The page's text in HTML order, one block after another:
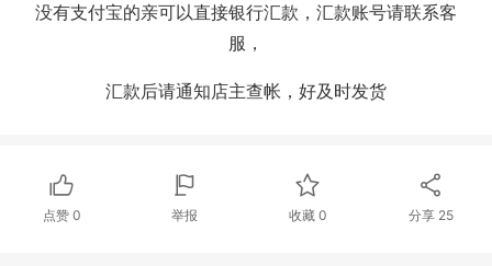
没有支付宝的亲可以直接银行汇款，汇款账号请联系客
服，
汇款后请通知店主查帐，好及时发货
点赞 0 举报 收藏 0 分享 25